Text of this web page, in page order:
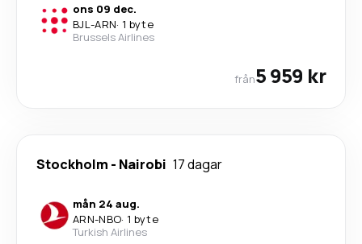
ons 09 dec.
BJL-ARN· 1 byte
Brussels Airlines
från5 959 kr
Stockholm - Nairobi 17 dagar
mån 24 aug.
ARN-NBO· 1 byte
Turkish Airlines